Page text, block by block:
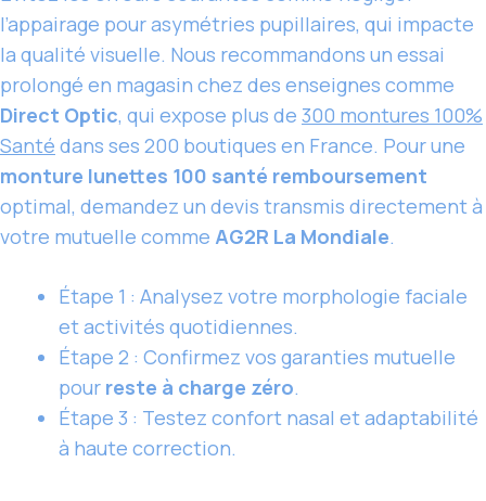
l’appairage pour asymétries pupillaires, qui impacte
la qualité visuelle. Nous recommandons un essai
prolongé en magasin chez des enseignes comme
Direct Optic, qui expose plus de 300 montures 100%
Santé dans ses 200 boutiques en France. Pour une
monture lunettes 100 santé remboursement
optimal, demandez un devis transmis directement à
votre mutuelle comme AG2R La Mondiale.
Étape 1 : Analysez votre morphologie faciale
et activités quotidiennes.
Étape 2 : Confirmez vos garanties mutuelle
pour reste à charge zéro.
Étape 3 : Testez confort nasal et adaptabilité
à haute correction.